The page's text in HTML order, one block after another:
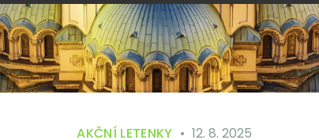
AKČNÍ LETENKY 12. 8. 2025